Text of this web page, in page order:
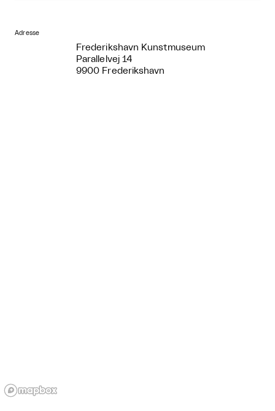
Adresse
Frederikshavn Kunstmuseum
Parallelvej 14
9900 Frederikshavn